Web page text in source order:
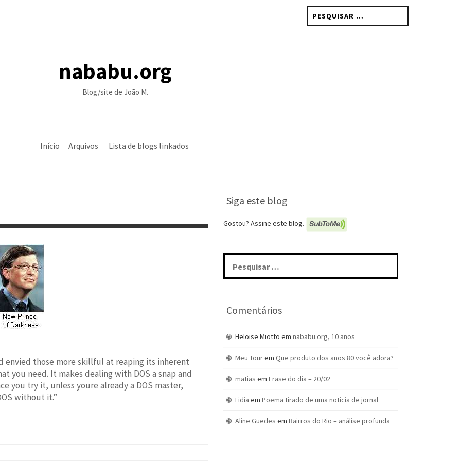
por:
nababu.org
Blog/site de João M.
Início Arquivos Lista de blogs linkados
envied those more skillful at reaping its inherent
you need. It makes dealing with DOS a snap and
you try it, unless youre already a DOS master,
without it.”
Siga este blog
Gostou? Assine este blog.
Pesquisar
por:
Comentários
Heloise Miotto em nababu.org, 10 anos
Meu Tourem Que produto dos anos 80 você adora?
matias em Frase do dia – 20/02
Lidia em Poema tirado de uma notícia de jornal
Aline Guedes em Bairros do Rio – análise profunda